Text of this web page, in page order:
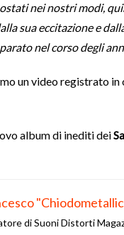
nei nostri modi,
sua eccitazione e
nel corso degli
un video registrato in
album di inediti dei
di Suoni Distorti